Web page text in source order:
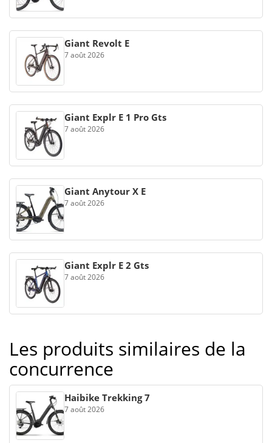
Giant Revolt E
7 août 2026
Giant Explr E 1 Pro Gts
7 août 2026
Giant Anytour X E
7 août 2026
Giant Explr E 2 Gts
7 août 2026
Les produits similaires de la
concurrence
Haibike Trekking 7
7 août 2026